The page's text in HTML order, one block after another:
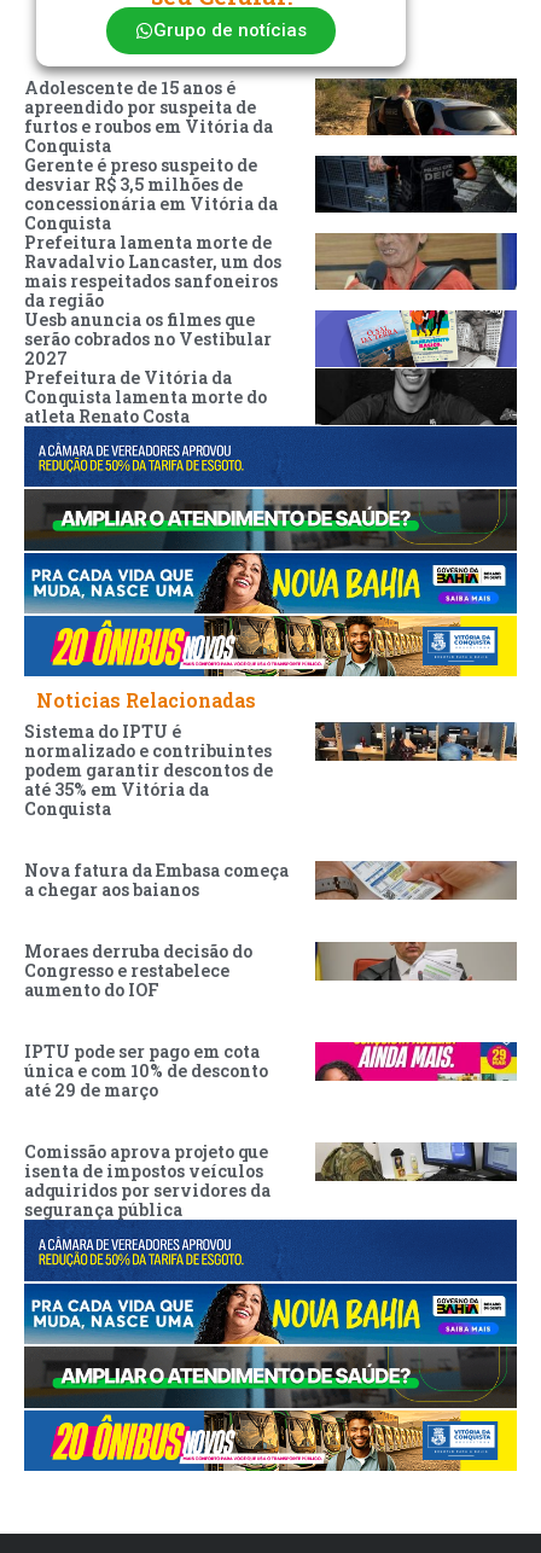
Grupo de notícias
Adolescente de 15 anos é
apreendido por suspeita de
furtos e roubos em Vitória da
Conquista
Gerente é preso suspeito de
desviar R$ 3,5 milhões de
concessionária em Vitória da
Conquista
Prefeitura lamenta morte de
Ravadalvio Lancaster, um dos
mais respeitados sanfoneiros
da região
Uesb anuncia os filmes que
serão cobrados no Vestibular
2027
Prefeitura de Vitória da
Conquista lamenta morte do
atleta Renato Costa
Noticias Relacionadas
Sistema do IPTU é
normalizado e contribuintes
podem garantir descontos de
até 35% em Vitória da
Conquista
Nova fatura da Embasa começa
a chegar aos baianos
Moraes derruba decisão do
Congresso e restabelece
aumento do IOF
IPTU pode ser pago em cota
única e com 10% de desconto
até 29 de março
Comissão aprova projeto que
isenta de impostos veículos
adquiridos por servidores da
segurança pública